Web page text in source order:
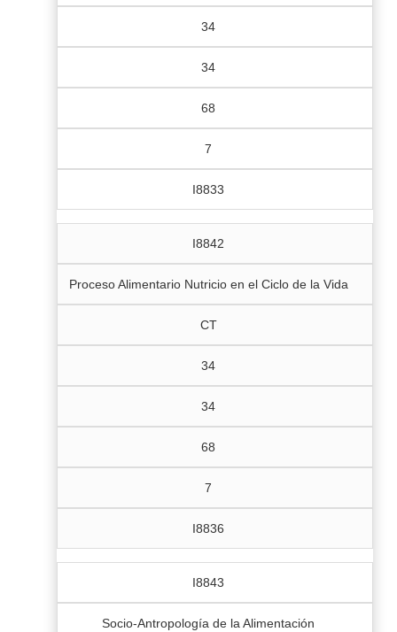
34
34
68
7
I8833
I8842
Proceso Alimentario Nutricio en el Ciclo de la Vida
CT
34
34
68
7
I8836
I8843
Socio-Antropología de la Alimentación